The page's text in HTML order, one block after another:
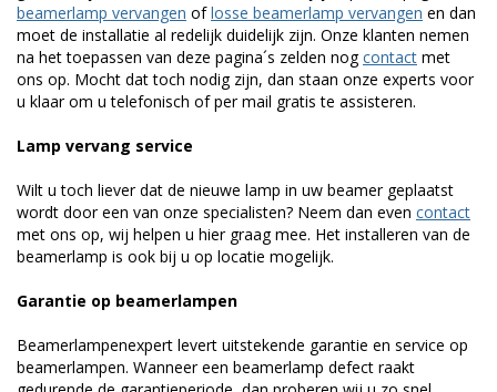
beamerlamp vervangen oflosse beamerlamp vervangen en dan
moet de installatie al redelijk duidelijk zijn. Onze klanten nemen
na het toepassen van deze pagina´s zelden nogcontact met
ons op. Mocht dat toch nodig zijn, dan staan onze experts voor
u klaar om u telefonisch of per mail gratis te assisteren.
Lamp vervang service
Wilt u toch liever dat de nieuwe lamp in uw beamer geplaatst
wordt door een van onze specialisten? Neem dan even contact
met ons op, wij helpen u hier graag mee. Het installeren van de
beamerlamp is ook bij u op locatie mogelijk.
Garantie op beamerlampen
Beamerlampenexpert levert uitstekende garantie en service op
beamerlampen. Wanneer een beamerlamp defect raakt